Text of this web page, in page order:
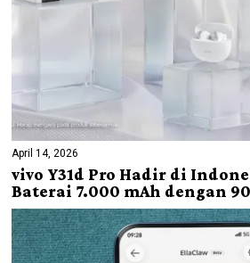
April 14, 2026
vivo Y31d Pro Hadir di
Baterai 7.000 mAh dengan